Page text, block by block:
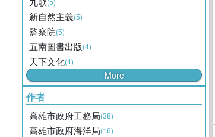
新自然主義(5)
監察院(5)
五南圖書出版(4)
天下文化(4)
More
作者
高雄市政府工務局(38)
高雄市政府海洋局(16)